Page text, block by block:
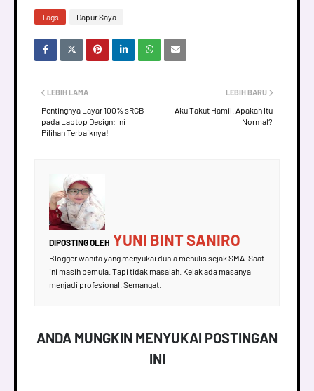
Tags Dapur Saya
LEBIH BARU
Aku Takut Hamil. Apakah Itu
Normal?
LEBIH LAMA
Pentingnya Layar 100% sRGB
pada Laptop Design: Ini
Pilihan Terbaiknya!
DIPOSTING OLEH YUNI BINT SANIRO
Blogger wanita yang menyukai dunia menulis sejak SMA. Saat
ini masih pemula. Tapi tidak masalah. Kelak ada masanya
menjadi profesional. Semangat.
ANDA MUNGKIN MENYUKAI POSTINGAN
INI